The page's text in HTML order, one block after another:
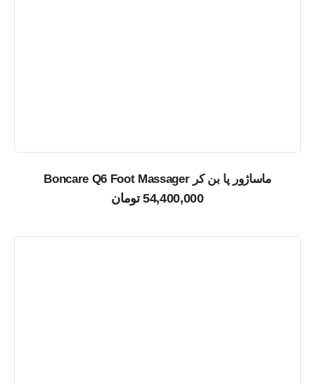
ماساژور پا بن کر Boncare Q6 Foot Massager
54,400,000 تومان